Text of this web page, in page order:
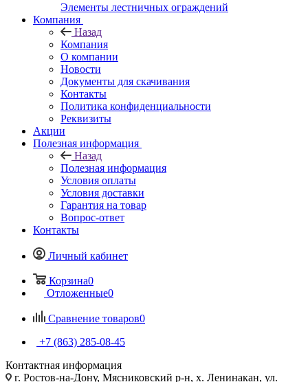
Элементы лестничных ограждений
Компания
Назад
Компания
О компании
Новости
Документы для скачивания
Контакты
Политика конфиденциальности
Реквизиты
Акции
Полезная информация
Назад
Полезная информация
Условия оплаты
Условия доставки
Гарантия на товар
Вопрос-ответ
Контакты
Личный кабинет
Корзина0
Отложенные0
Сравнение товаров0
+7 (863) 285-08-45
Контактная информация
г. Ростов-на-Дону, Мясниковский р-н, х. Ленинакан, ул.